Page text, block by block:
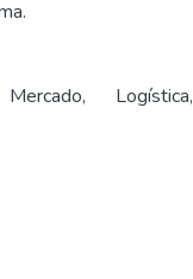
Logística,